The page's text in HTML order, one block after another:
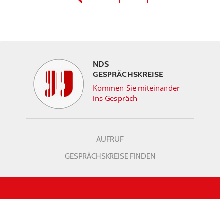
NDS
GESPRÄCHSKREISE
Kommen Sie miteinander
ins Gespräch!
AUFRUF
GESPRÄCHSKREISE FINDEN